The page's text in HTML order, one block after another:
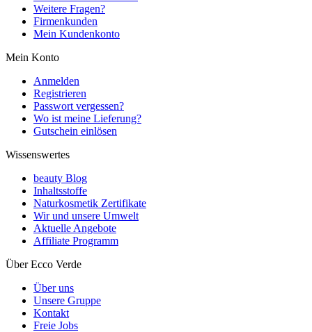
Weitere Fragen?
Firmenkunden
Mein Kundenkonto
Mein Konto
Anmelden
Registrieren
Passwort vergessen?
Wo ist meine Lieferung?
Gutschein einlösen
Wissenswertes
beauty Blog
Inhaltsstoffe
Naturkosmetik Zertifikate
Wir und unsere Umwelt
Aktuelle Angebote
Affiliate Programm
Über Ecco Verde
Über uns
Unsere Gruppe
Kontakt
Freie Jobs